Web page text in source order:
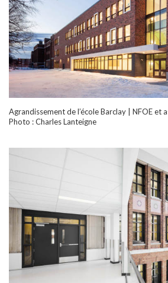
Agrandissement de l’école Barclay | NFOE et
Photo : Charles Lanteigne